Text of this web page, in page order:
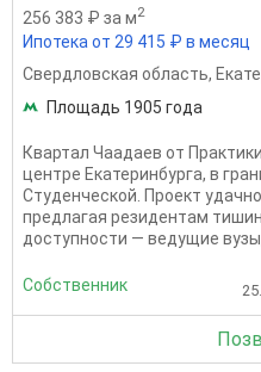
256 383 ₽ за м2
Ипотека от 29 415 ₽ в месяц
Свердловская область,
Площадь 1905 года
Квартал Чаадаев от
центре Екатеринбурга, в
Студенческой. Проект
предлагая резидентам
доступности — ведущие вузы,
Собственник